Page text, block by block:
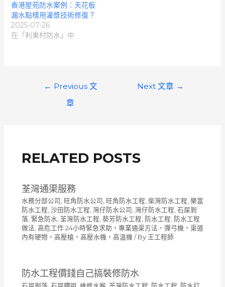
香港屋苑防水案例：天花板
漏水點樣用灌漿技術修復？
2025-07-26
在「利東村防水」中
← Previous 文
章
Next 文章 →
RELATED POSTS
荃灣通渠服務
水務分部公司 , 旺角防水公司 , 旺角防水工程, 柴灣防水工程, 樂富
防水工程, 沙田防水工程, 灣仔防水公司 , 灣仔防水工程, 石屎剝
落, 緊急防水, 荃灣防水工程, 葵芳防水工程, 防水工程, 防水工程
做法, 高危工作 24小時緊急求助，專業通渠方法，彈弓機，渠道
內有硬物，高壓槍，高壓水機，高溫機 / By 王工程師
防水工程價錢自己搞裝修防水